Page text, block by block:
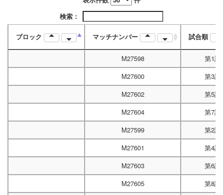
14:00
検索：
ブロック マッチナンバー 試合順
M27598
第1試
M27600
第3試
M27602
第5試
M27604
第7試
M27599
第2試
M27601
第4試
M27603
第6試
M27605
第8試